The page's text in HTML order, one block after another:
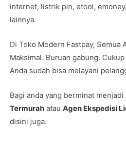
internet, listrik pln, etool,
lainnya.
Di Toko Modern Fastpay, Semua
Maksimal. Buruan gabung.
Anda sudah bisa melayani
Bagi anda yang berminat menjadi
Termurah atau Agen Ekspedisi
disini juga.